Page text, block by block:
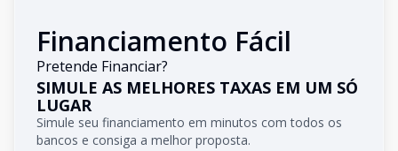
Financiamento Fácil
Pretende Financiar?
SIMULE AS MELHORES TAXAS EM UM SÓ
LUGAR
Simule seu financiamento em minutos com todos os
bancos e consiga a melhor proposta.